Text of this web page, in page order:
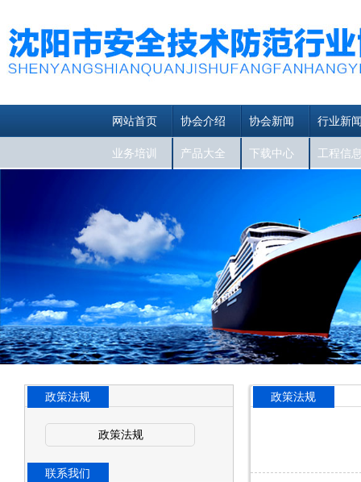
网站首页 协会介绍 协会新闻 行业新
业务培训 产品大全 下载中心 工程信
政策法规
政策法规
联系我们
政策法规